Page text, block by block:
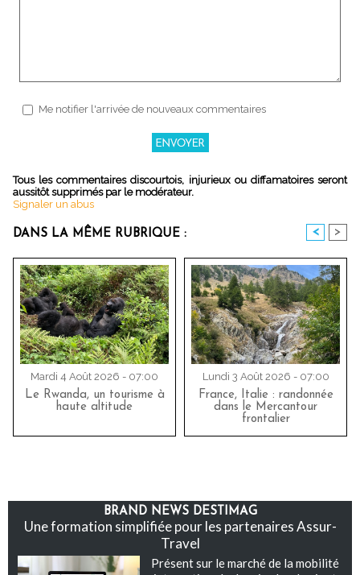
Me notifier l'arrivée de nouveaux commentaires
Tous les commentaires discourtois, injurieux ou diffamatoires seront
aussitôt supprimés par le modérateur.
Signaler un abus
DANS LA MÊME RUBRIQUE : < >
Mardi 4 Août 2026 - 07:00
Le Rwanda, un tourisme à
haute altitude
Lundi 3 Août 2026 - 07:00
France, Italie : randonnée
dans le Mercantour
frontalier
BRAND NEWS DESTIMAG
Une formation simplifiée pour les partenaires Assur-
Travel
Présent sur le marché de la mobilité